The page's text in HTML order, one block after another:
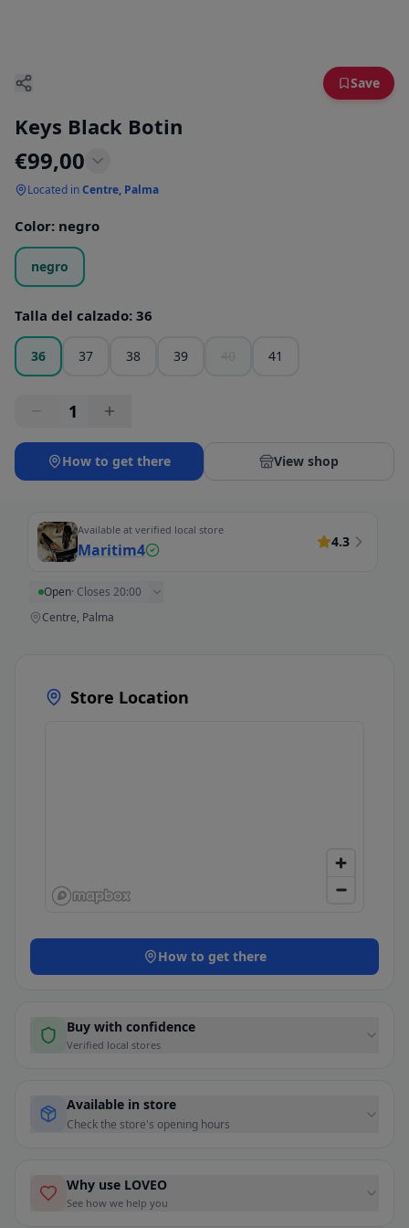
Save
Keys Black Botin
€99,00
Located inCentre, Palma
Color: negro
negro
Talla del calzado: 36
36 37 38 39 41
1
How to get there View shop
Available at verified local store
Maritim4 4.3
Open· Closes 20:00
Centre, Palma
Store Location
How to get there
Buy with confidence
Verified local stores
Available in store
Check the store's opening hours
Why use LOVEO
See how we help you